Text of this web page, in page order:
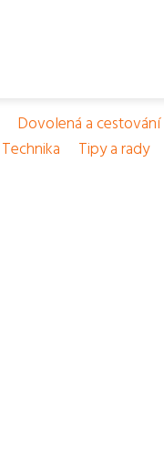
Dovolená a cestování
Technika Tipy a rady